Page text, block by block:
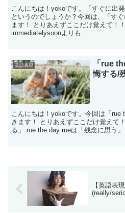
こんにちは！yokoです。「すぐに出
というのでしょうか？今回は、「す
ます！ とりあえずここだけ覚えて！
immediatelysoonよりも...
英語表現
「rue
悔する/
こんにちは！yokoです。今回は「rue
きます！ とりあえずここだけ覚えて
る」 rue the day rueは「残念に思う
【英語表
(really/